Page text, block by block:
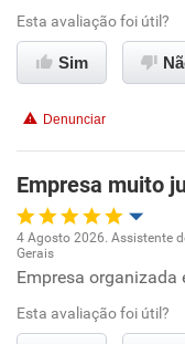
Recomenda a
Esta avaliação foi útil?
Sim
Denunciar
Empresa muito
Oportunidade de
Ambiente de trabalho
4 Agosto 2026. Assistente
Gerais
Empresa organizada
Esta avaliação foi útil?